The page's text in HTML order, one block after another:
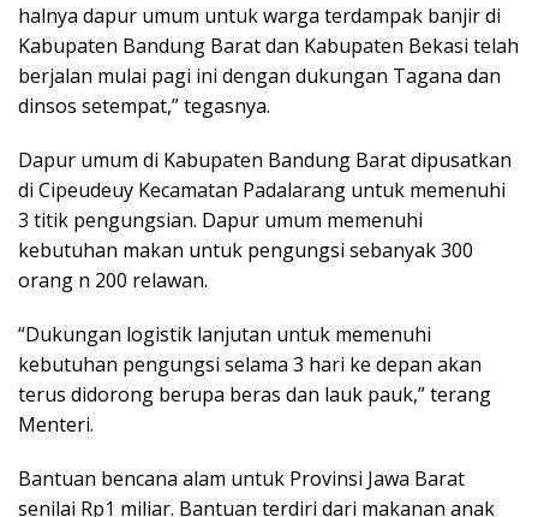
halnya dapur umum untuk warga terdampak banjir di
Kabupaten Bandung Barat dan Kabupaten Bekasi telah
berjalan mulai pagi ini dengan dukungan Tagana dan
dinsos setempat,” tegasnya.
Dapur umum di Kabupaten Bandung Barat dipusatkan
di Cipeudeuy Kecamatan Padalarang untuk memenuhi
3 titik pengungsian. Dapur umum memenuhi
kebutuhan makan untuk pengungsi sebanyak 300
orang n 200 relawan.
“Dukungan logistik lanjutan untuk memenuhi
kebutuhan pengungsi selama 3 hari ke depan akan
terus didorong berupa beras dan lauk pauk,” terang
Menteri.
Bantuan bencana alam untuk Provinsi Jawa Barat
senilai Rp1 miliar. Bantuan terdiri dari makanan anak